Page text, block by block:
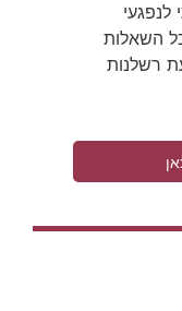
השאלות
רשלנות